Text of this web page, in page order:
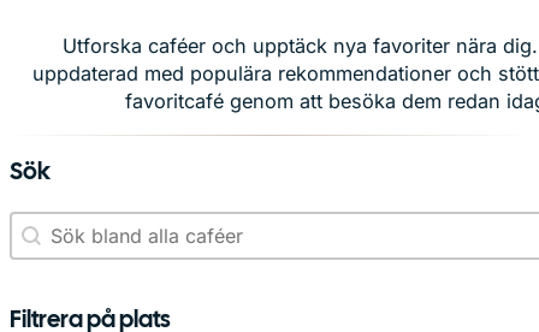
Utforska caféer och upptäck nya favoriter nära
uppdaterad med populära rekommendationer och
favoritcafé genom att besöka dem redan
Sök
Sökning Caféer
Search content
Filtrera på plats